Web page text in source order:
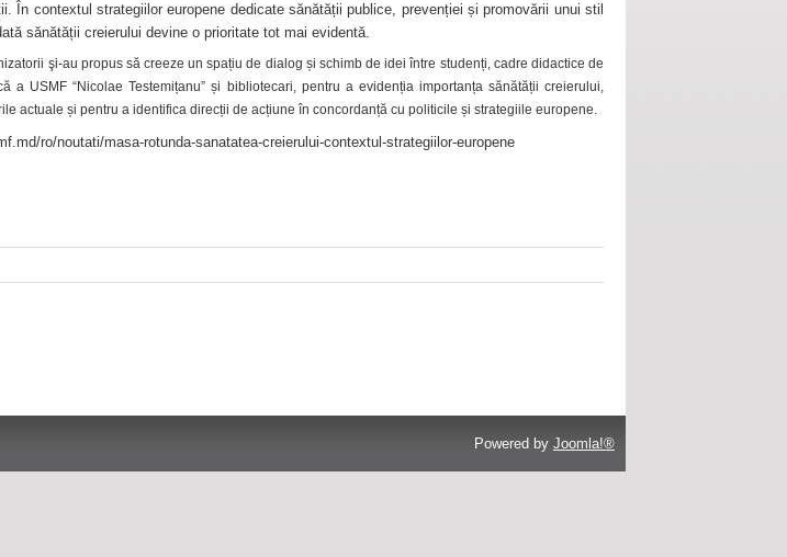
În contextul strategiilor europene dedicate sănătății publice, prevenției și promovării unui stil
sănătății creierului devine o prioritate tot mai evidentă.
şi-au propus să creeze un spațiu de dialog și schimb de idei între studenți, cadre didactice de
a USMF “Nicolae Testemițanu” și bibliotecari, pentru a evidenția importanța sănătății creierului,
actuale și pentru a identifica direcții de acțiune în concordanță cu politicile și strategiile europene.
ro/noutati/masa-rotunda-sanatatea-creierului-contextul-strategiilor-europene
Powered by Joomla!®